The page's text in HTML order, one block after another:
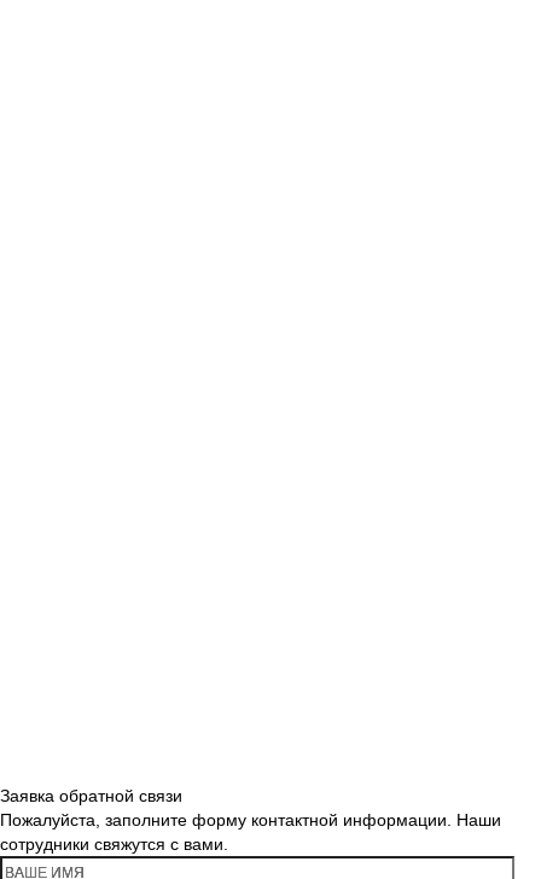
Заявка обратной связи
Пожалуйста, заполните форму контактной информации. Наши
сотрудники свяжутся с вами.